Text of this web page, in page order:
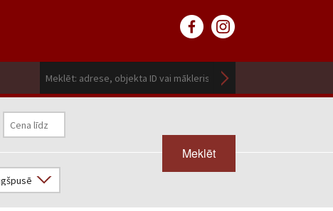
Meklēt